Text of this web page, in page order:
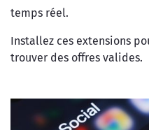
temps réel.
Installez ces extensions
trouver des offres valides.